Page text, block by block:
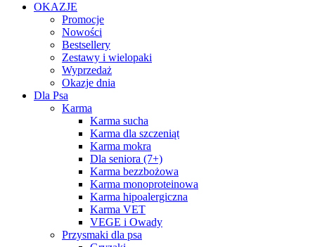
OKAZJE
Promocje
Nowości
Bestsellery
Zestawy i wielopaki
Wyprzedaż
Okazje dnia
Dla Psa
Karma
Karma sucha
Karma dla szczeniąt
Karma mokra
Dla seniora (7+)
Karma bezzbożowa
Karma monoproteinowa
Karma hipoalergiczna
Karma VET
VEGE i Owady
Przysmaki dla psa